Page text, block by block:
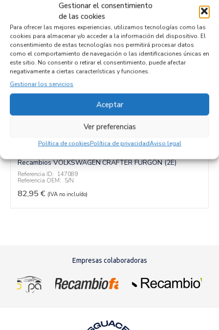
Gestionar el consentimiento
de las cookies
Para ofrecer las mejores experiencias, utilizamos tecnologías como las
cookies para almacenar y/o acceder a la información del dispositivo. El
consentimiento de estas tecnologías nos permitirá procesar datos
como el comportamiento de navegación o las identificaciones únicas en
este sitio. No consentir o retirar el consentimiento, puede afectar
negativamente a ciertas características y funciones.
Gestionar los servicios
Aceptar
Ver preferencias
Política de cookiesPolítica de privacidadAviso legal
2
Tipo de
combustible
Diesel
Código motor
Código cambio
Productos relacionados
Recambios VOLKSWAGENCRAFTER FURGÓN (2E)
Referencia ID: 147089
Referencia OEM: S/N
82,95 € (IVA no incluído)
Empresas colaboradoras